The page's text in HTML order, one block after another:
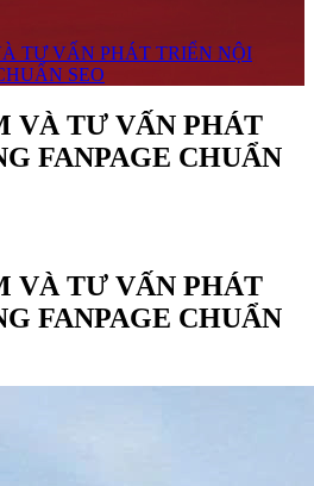
TƯ VẤN PHÁT TRIỂN NỘI
SEO
VÀ TƯ VẤN PHÁT
FANPAGE CHUẨN
VÀ TƯ VẤN PHÁT
FANPAGE CHUẨN